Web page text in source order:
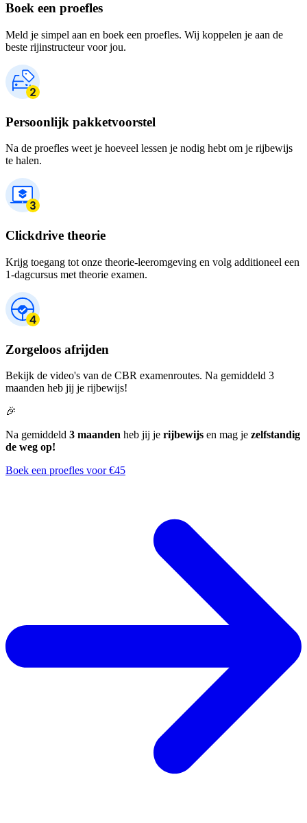
Boek een proefles
Meld je simpel aan en boek een proefles. Wij koppelen je aan de
beste rijinstructeur voor jou.
Persoonlijk pakketvoorstel
Na de proefles weet je hoeveel lessen je nodig hebt om je rijbewijs
te halen.
Clickdrive theorie
Krijg toegang tot onze theorie-leeromgeving en volg additioneel een
1-dagcursus met theorie examen.
Zorgeloos afrijden
Bekijk de video's van de CBR examenroutes. Na gemiddeld 3
maanden heb jij je rijbewijs!
🎉
Na gemiddeld 3 maanden heb jij je rijbewijs en mag je zelfstandig
de weg op!
Boek een proefles voor €45